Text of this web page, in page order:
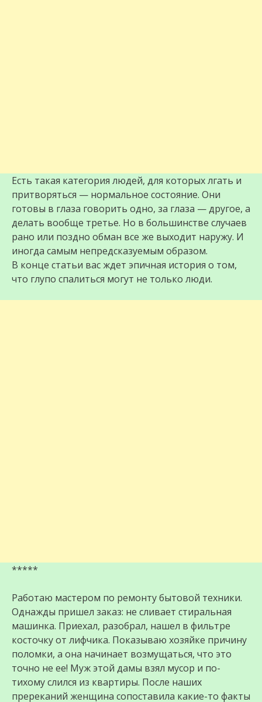
Есть такая категория людей, для которых лгать и
притворяться — нормальное состояние. Они
готовы в глаза говорить одно, за глаза — другое, а
делать вообще третье. Но в большинстве случаев
рано или поздно обман все же выходит наружу. И
иногда самым непредсказуемым образом.
В конце статьи вас ждет эпичная история о том,
что глупо спалиться могут не только люди.
*****
Работаю мастером по ремонту бытовой техники.
Однажды пришел заказ: не сливает стиральная
машинка. Приехал, разобрал, нашел в фильтре
косточку от лифчика. Показываю хозяйке причину
поломки, а она начинает возмущаться, что это
точно не ее! Муж этой дамы взял мусор и по-
тихому слился из квартиры. После наших
пререканий женщина сопоставила какие-то факты